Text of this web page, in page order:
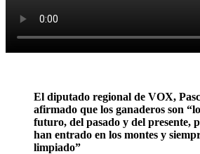
El diputado regional de VOX,
afirmado que los ganaderos son
futuro, del pasado y del presente,
han entrado en los montes y
limpiado”